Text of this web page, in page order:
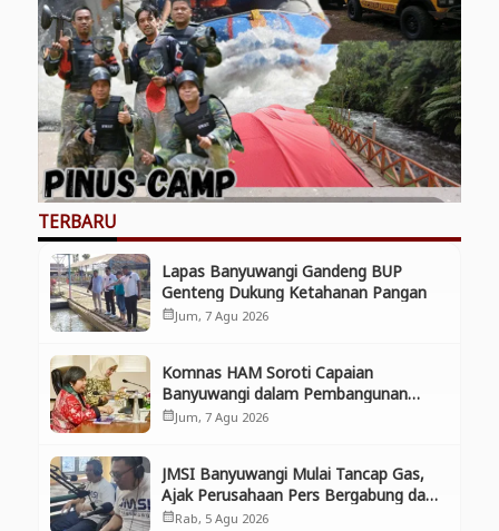
TERBARU
Lapas Banyuwangi Gandeng BUP
Genteng Dukung Ketahanan Pangan
calendar_monthJum, 7 Agu 2026
Komnas HAM Soroti Capaian
Banyuwangi dalam Pembangunan
Inklusif, Diusulkan Ikut Penilaian HAM
Nasional
calendar_monthJum, 7 Agu 2026
JMSI Banyuwangi Mulai Tancap Gas,
Ajak Perusahaan Pers Bergabung dan
Perkuat Kolaborasi
calendar_monthRab, 5 Agu 2026